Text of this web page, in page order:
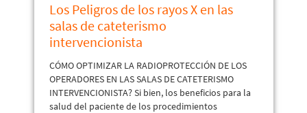
Los Peligros de los rayos X en las
salas de cateterismo
intervencionista
CÓMO OPTIMIZAR LA RADIOPROTECCIÓN DE LOS
OPERADORES EN LAS SALAS DE CATETERISMO
INTERVENCIONISTA? Si bien, los beneficios para la
salud del paciente de los procedimientos